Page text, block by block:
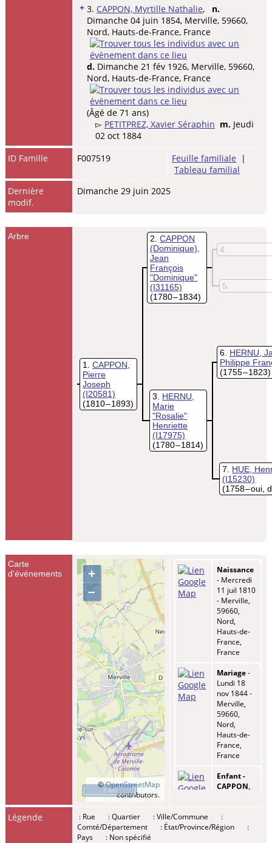
+ 3. CAPPON, Myrtille Nathalie, n.
Dimanche 04 juin 1854, Merville, 59660,
Nord, Hauts-de-France, France
d. Dimanche 21 fév 1926, Merville, 59660,
Nord, Hauts-de-France, France
(Âgé de 71 ans)
▻ PETITPREZ, Xavier Séraphin m. Jeudi
02 oct 1884
ID Famille
F007519 Feuille familiale |
Tableau familial
Dernière
modif.
Dimanche 29 juin 2025
Arbre
1
CAPPON,
Pierre
Joseph
(I20581)
(1810 – 1893)
2 CAPPON
(Dominique),
Jean
François
"Dominique"
(I31165)
(1780 – 1834)
4
5
3
HERNU,
Marie
"Rosalie"
Henriette
(I17975)
(1780 – 1814)
6 HERNU,
Philippe
(1755 – 1823)
7
HUE,
(I15230)
(1758 – oui,
Carte
d'événements
+
–
©OpenStreetMap
contributors.
2 km
Naissance
- Mercredi
11 juil 1810
- Merville,
59660,
Nord,
Hauts-de-
France,
France
Mariage-
Lundi 18
nov 1844 -
Merville,
59660,
Nord,
Hauts-de-
France,
France
Enfant -
CAPPON,
- Lundi 09
déc 1844 -
Légende : Rue : Quartier : Ville/Commune
:
Comté/Département
: État/Province/Région
:
Pays
: Non spécifié